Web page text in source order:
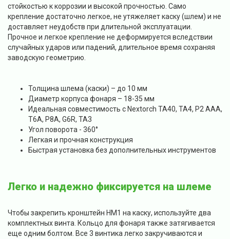
стойкостью к коррозии и высокой прочностью. Само
крепление достаточно легкое, не утяжеляет каску (шлем) и не
доставляет неудобств при длительной эксплуатации.
Прочное и легкое крепление не деформируется вследствии
случайных ударов или падений, длительное время сохраняя
заводскую геометрию.
Толщина шлема (каски) – до 10 мм
Диаметр корпуса фонаря – 18-35 мм
Идеальная совместимость с Nextorch TA40, TA4, P2 AAA,
T6A, P8A, G6R, TA3
Угол поворота - 360°
Легкая и прочная конструкция
Быстрая установка без дополнительных инструментов
Легко и надежно фиксируется на шлеме
Чтобы закрепить кронштейн HM1 на каску, используйте два
комплектных винта. Кольцо для фонаря также затягивается
еще одним болтом. Все 3 винтика легко закручиваются и